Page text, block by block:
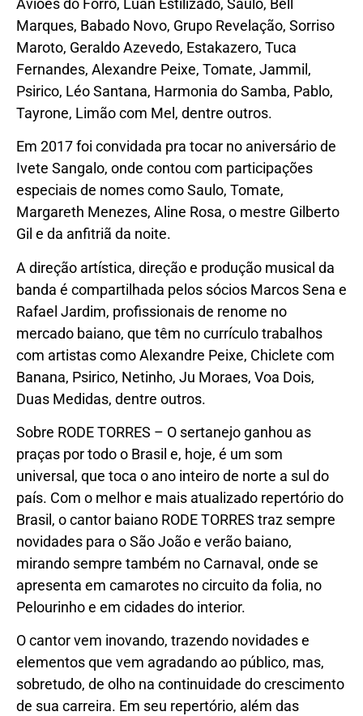
Aviões do Forró, Luan Estilizado, Saulo, Bell
Marques, Babado Novo, Grupo Revelação, Sorriso
Maroto, Geraldo Azevedo, Estakazero, Tuca
Fernandes, Alexandre Peixe, Tomate, Jammil,
Psirico, Léo Santana, Harmonia do Samba, Pablo,
Tayrone, Limão com Mel, dentre outros.
Em 2017 foi convidada pra tocar no aniversário de
Ivete Sangalo, onde contou com participações
especiais de nomes como Saulo, Tomate,
Margareth Menezes, Aline Rosa, o mestre Gilberto
Gil e da anfitriã da noite.
A direção artística, direção e produção musical da
banda é compartilhada pelos sócios Marcos Sena e
Rafael Jardim, profissionais de renome no
mercado baiano, que têm no currículo trabalhos
com artistas como Alexandre Peixe, Chiclete com
Banana, Psirico, Netinho, Ju Moraes, Voa Dois,
Duas Medidas, dentre outros.
Sobre RODE TORRES – O sertanejo ganhou as
praças por todo o Brasil e, hoje, é um som
universal, que toca o ano inteiro de norte a sul do
país. Com o melhor e mais atualizado repertório do
Brasil, o cantor baiano RODE TORRES traz sempre
novidades para o São João e verão baiano,
mirando sempre também no Carnaval, onde se
apresenta em camarotes no circuito da folia, no
Pelourinho e em cidades do interior.
O cantor vem inovando, trazendo novidades e
elementos que vem agradando ao público, mas,
sobretudo, de olho na continuidade do crescimento
de sua carreira. Em seu repertório, além das